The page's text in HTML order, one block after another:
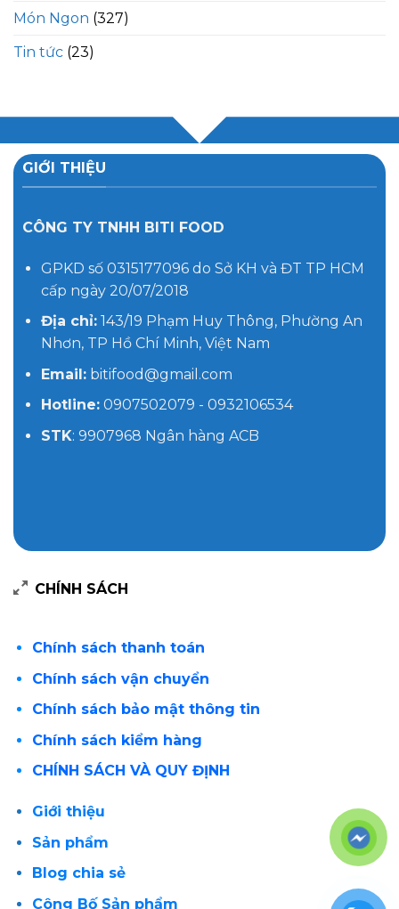
Món Ngon (327)
Tin tức (23)
GIỚI THIỆU
CÔNG TY TNHH BITI FOOD
GPKD số 0315177096 do Sở KH và ĐT TP HCM
cấp ngày 20/07/2018
Địa chỉ:143/19 Phạm Huy Thông, Phường An
Nhơn, TP Hồ Chí Minh, Việt Nam
Email:bitifood@gmail.com
Hotline:0907502079 - 0932106534
STK: 9907968 Ngân hàng ACB
CHÍNH SÁCH
Chính sách thanh toán
Chính sách vận chuyển
Chính sách bảo mật thông tin
Chính sách kiểm hàng
CHÍNH SÁCH VÀ QUY ĐỊNH
Giới thiệu
Sản phẩm
Blog chia sẻ
Công Bố Sản phẩm